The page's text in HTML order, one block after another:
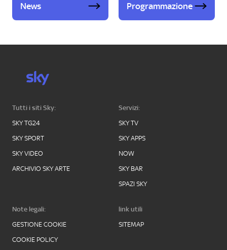
News Programmazione
Tutti i siti Sky:
SKY TG24
SKY SPORT
SKY VIDEO
ARCHIVIO SKY ARTE
Servizi:
SKY TV
SKY APPS
NOW
SKY BAR
SPAZI SKY
Note legali:
GESTIONE COOKIE
COOKIE POLICY
link utili
SITEMAP